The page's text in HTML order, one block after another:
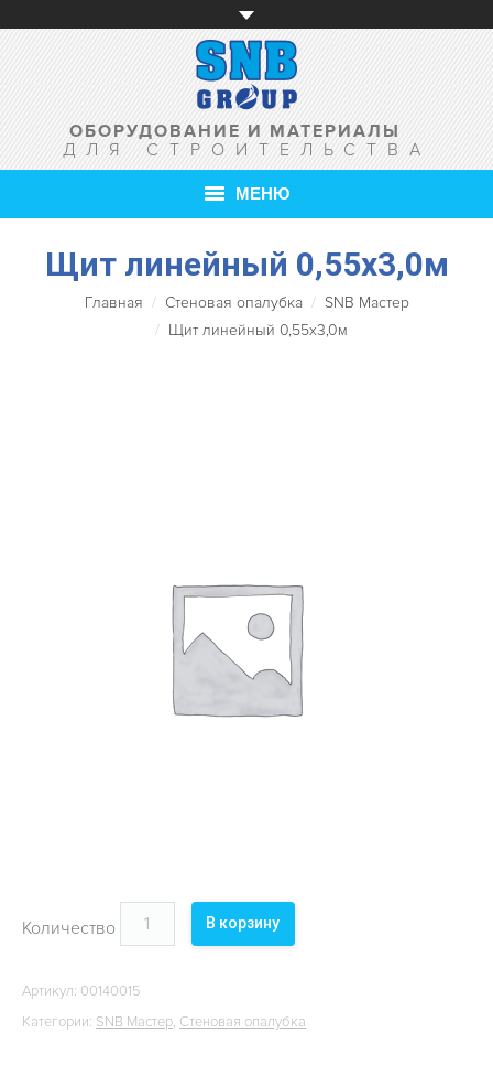
ОБОРУДОВАНИЕ И МАТЕРИАЛЫ
ДЛЯ СТРОИТЕЛЬСТВА
МЕНЮ
О КОМПАНИИ
Щит линейный 0,55х3,0м
Главная Стеновая опалубка
SNB Мастер
Щит линейный 0,55х3,0м
Количество В корзину
Артикул: 00140015
Категории: SNB Мастер, Стеновая опалубка